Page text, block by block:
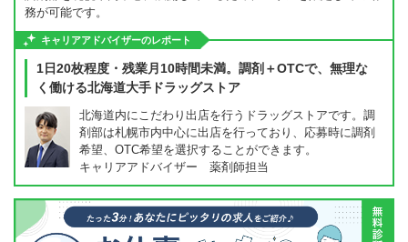
務が可能です。
キャリアアドバイザーのレポート
1日20枚程度・残業月10時間未満。調剤＋OTCで、無理な
く働ける北海道大手ドラッグストア
北海道内にこだわり出店を行うドラッグストアです。調
剤部は札幌市内中心に出店を行っており、応募時に調剤
希望、OTC希望を選択することができます。
キャリアアドバイザー 薬剤師担当